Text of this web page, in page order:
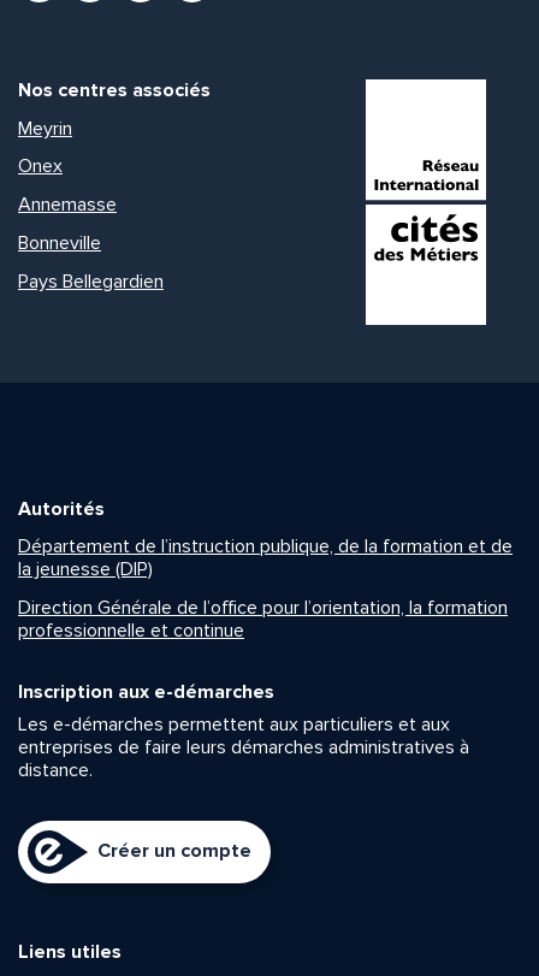
Nos centres associés
Meyrin
Onex
Annemasse
Bonneville
Pays Bellegardien
Autorités
Département de l’instruction publique, de la formation et de
la jeunesse (DIP)
Direction Générale de l’office pour l’orientation, la formation
professionnelle et continue
Inscription aux e-démarches
Les e-démarches permettent aux particuliers et aux
entreprises de faire leurs démarches administratives à
distance.
Créer un compte
Liens utiles